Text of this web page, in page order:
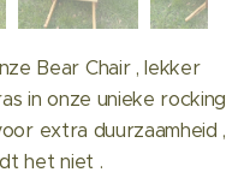
Bear Chair , lekker
in onze unieke rocking
extra duurzaamheid ,
het niet .